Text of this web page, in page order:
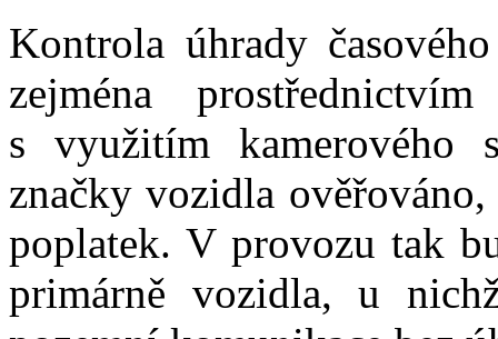
Kontrola úhrady
zejména
s využitím kamerového
značky vozidla
poplatek. V provozu tak
primárně vozidla, u